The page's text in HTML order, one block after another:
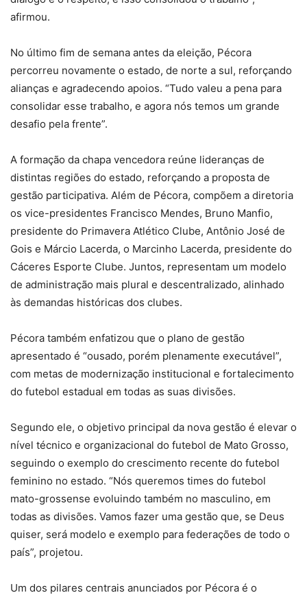
afirmou.
No último fim de semana antes da eleição, Pécora
percorreu novamente o estado, de norte a sul, reforçando
alianças e agradecendo apoios. “Tudo valeu a pena para
consolidar esse trabalho, e agora nós temos um grande
desafio pela frente”.
A formação da chapa vencedora reúne lideranças de
distintas regiões do estado, reforçando a proposta de
gestão participativa. Além de Pécora, compõem a diretoria
os vice-presidentes Francisco Mendes, Bruno Manfio,
presidente do Primavera Atlético Clube, Antônio José de
Gois e Márcio Lacerda, o Marcinho Lacerda, presidente do
Cáceres Esporte Clube. Juntos, representam um modelo
de administração mais plural e descentralizado, alinhado
às demandas históricas dos clubes.
Pécora também enfatizou que o plano de gestão
apresentado é “ousado, porém plenamente executável”,
com metas de modernização institucional e fortalecimento
do futebol estadual em todas as suas divisões.
Segundo ele, o objetivo principal da nova gestão é elevar o
nível técnico e organizacional do futebol de Mato Grosso,
seguindo o exemplo do crescimento recente do futebol
feminino no estado. “Nós queremos times do futebol
mato-grossense evoluindo também no masculino, em
todas as divisões. Vamos fazer uma gestão que, se Deus
quiser, será modelo e exemplo para federações de todo o
país”, projetou.
Um dos pilares centrais anunciados por Pécora é o